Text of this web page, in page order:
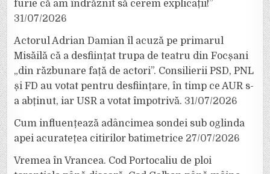
furie că am îndrăznit să cerem explicații!”
31/07/2026
Actorul Adrian Damian îl acuză pe primarul
Misăilă că a desființat trupa de teatru din Focșani
„din răzbunare față de actori”. Consilierii PSD, PNL
și FD au votat pentru desființare, în timp ce AUR s-
a abținut, iar USR a votat împotrivă. 31/07/2026
Cum influențează adâncimea sondei sub oglinda
apei acuratețea citirilor batimetrice 27/07/2026
Vremea în Vrancea. Cod Portocaliu de ploi